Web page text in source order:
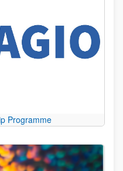
Programme